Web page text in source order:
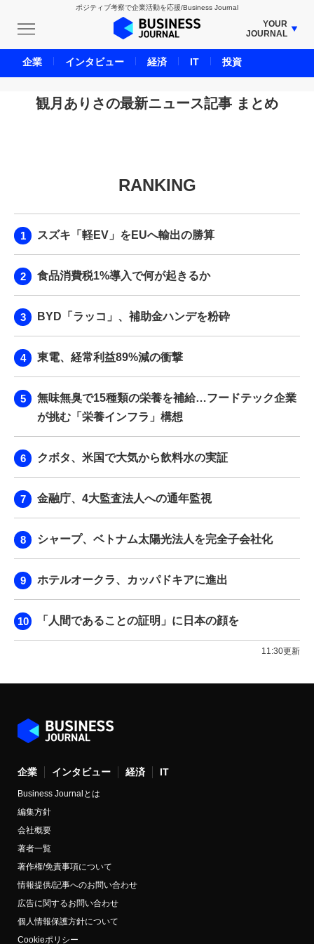
ポジティブ考察で企業活動を応援/Business Journal
YOUR
JOURNAL
BUSINESS JOURNAL
UNICORN JOURNAL
CARBON CREDITS JOURNAL
LIFE ENDING JOURNAL
BPaaS JOURNAL
観月ありさの最新ニュース記事 まとめ
RANKING
スズキ「軽EV」をEUへ輸出の勝算
食品消費税1%導入で何が起きるか
BYD「ラッコ」、補助金ハンデを粉砕
東電、経常利益89%減の衝撃
無味無臭で15種類の栄養を補給…フードテック企業
が挑む「栄養インフラ」構想
クボタ、米国で大気から飲料水の実証
金融庁、4大監査法人への通年監視
シャープ、ベトナム太陽光法人を完全子会社化
ホテルオークラ、カッパドキアに進出
「人間であることの証明」に日本の顔を
11:30更新
企業 インタビュー 経済 IT
Business Journalとは
編集方針
会社概要
著者一覧
著作権/免責事項について
情報提供/記事へのお問い合わせ
広告に関するお問い合わせ
個人情報保護方針について
Cookieポリシー
企業 インタビュー 経済 IT 投資